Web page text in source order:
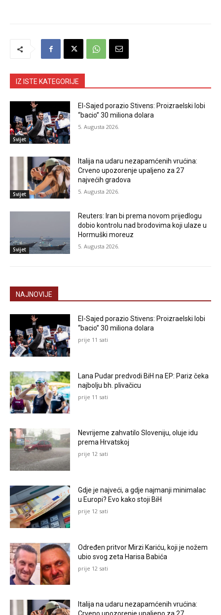
IZ ISTE KATEGORIJE
Svijet
El-Sajed porazio Stivens: Proizraelski lobi
“bacio” 30 miliona dolara
5. Augusta 2026.
Svijet
Italija na udaru nezapamćenih vrućina:
Crveno upozorenje upaljeno za 27
najvećih gradova
5. Augusta 2026.
Svijet
Reuters: Iran bi prema novom prijedlogu
dobio kontrolu nad brodovima koji ulaze u
Hormuški moreuz
5. Augusta 2026.
NAJNOVIJE
El-Sajed porazio Stivens: Proizraelski lobi
“bacio” 30 miliona dolara
prije 11 sati
Lana Pudar predvodi BiH na EP: Pariz čeka
najbolju bh. plivačicu
prije 11 sati
Nevrijeme zahvatilo Sloveniju, oluje idu
prema Hrvatskoj
prije 12 sati
Gdje je najveći, a gdje najmanji minimalac
u Europi? Evo kako stoji BiH
prije 12 sati
Određen pritvor Mirzi Kariću, koji je nožem
ubio svog zeta Harisa Babića
prije 12 sati
Italija na udaru nezapamćenih vrućina: